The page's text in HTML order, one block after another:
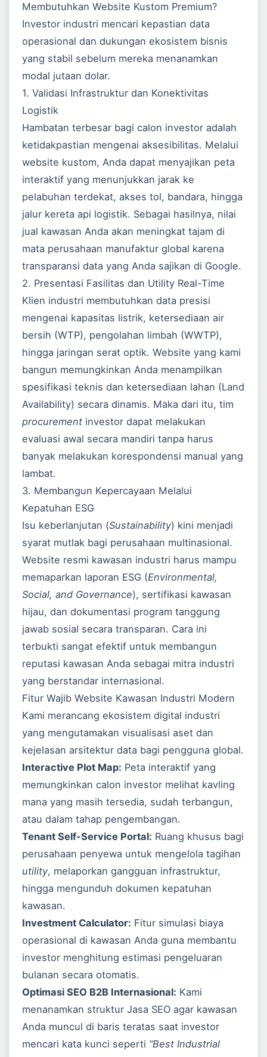
Membutuhkan Website Kustom Premium?
Investor industri mencari kepastian data
operasional dan dukungan ekosistem bisnis
yang stabil sebelum mereka menanamkan
modal jutaan dolar.
1. Validasi Infrastruktur dan Konektivitas
Logistik
Hambatan terbesar bagi calon investor adalah
ketidakpastian mengenai aksesibilitas. Melalui
website kustom, Anda dapat menyajikan peta
interaktif yang menunjukkan jarak ke
pelabuhan terdekat, akses tol, bandara, hingga
jalur kereta api logistik. Sebagai hasilnya, nilai
jual kawasan Anda akan meningkat tajam di
mata perusahaan manufaktur global karena
transparansi data yang Anda sajikan di Google.
2. Presentasi Fasilitas dan Utility Real-Time
Klien industri membutuhkan data presisi
mengenai kapasitas listrik, ketersediaan air
bersih (WTP), pengolahan limbah (WWTP),
hingga jaringan serat optik. Website yang kami
bangun memungkinkan Anda menampilkan
spesifikasi teknis dan ketersediaan lahan (Land
Availability) secara dinamis. Maka dari itu, tim
procurement investor dapat melakukan
evaluasi awal secara mandiri tanpa harus
banyak melakukan korespondensi manual yang
lambat.
3. Membangun Kepercayaan Melalui
Kepatuhan ESG
Isu keberlanjutan (Sustainability) kini menjadi
syarat mutlak bagi perusahaan multinasional.
Website resmi kawasan industri harus mampu
memaparkan laporan ESG (Environmental,
Social, and Governance), sertifikasi kawasan
hijau, dan dokumentasi program tanggung
jawab sosial secara transparan. Cara ini
terbukti sangat efektif untuk membangun
reputasi kawasan Anda sebagai mitra industri
yang berstandar internasional.
Fitur Wajib Website Kawasan Industri Modern
Kami merancang ekosistem digital industri
yang mengutamakan visualisasi aset dan
kejelasan arsitektur data bagi pengguna global.
Interactive Plot Map: Peta interaktif yang
memungkinkan calon investor melihat kavling
mana yang masih tersedia, sudah terbangun,
atau dalam tahap pengembangan.
Tenant Self-Service Portal: Ruang khusus bagi
perusahaan penyewa untuk mengelola tagihan
utility, melaporkan gangguan infrastruktur,
hingga mengunduh dokumen kepatuhan
kawasan.
Investment Calculator: Fitur simulasi biaya
operasional di kawasan Anda guna membantu
investor menghitung estimasi pengeluaran
bulanan secara otomatis.
Optimasi SEO B2B Internasional: Kami
menanamkan strukturJasa SEO agar kawasan
Anda muncul di baris teratas saat investor
mencari kata kunci seperti “Best Industrial